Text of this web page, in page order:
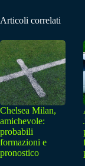
Articoli correlati
Chelsea Milan,
amichevole:
probabili
formazioni e
pronostico